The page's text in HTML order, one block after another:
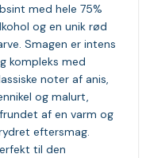
med hele 75%
og en unik rød
Smagen er intens
kompleks med
noter af anis,
og malurt,
af en varm og
eftersmag.
til den